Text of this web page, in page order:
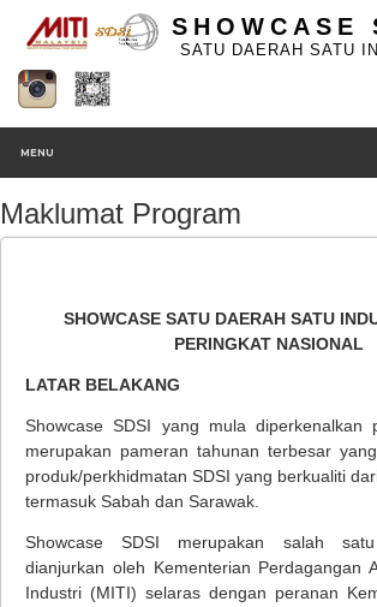
SHOWCASE
SATU DAERAH SATU
MENU
Maklumat Program
SHOWCASE SATU DAERAH SATU
PERINGKAT NASIONAL
LATAR BELAKANG
Showcase SDSI yang mula diperkenalkan
merupakan pameran tahunan terbesar
produk/perkhidmatan SDSI yang berkualiti
termasuk Sabah dan Sarawak.
Showcase SDSI merupakan salah
dianjurkan oleh Kementerian Perdagangan
Industri (MITI) selaras dengan peranan